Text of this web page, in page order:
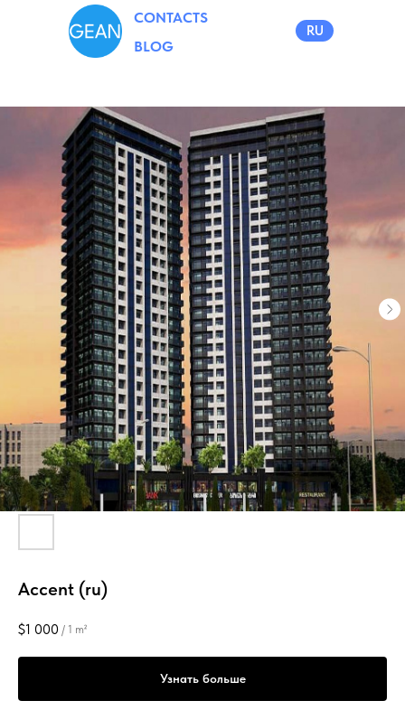
CONTACTS
BLOG
RU
Accent (ru)
$1 000 / 1 m²
Узнать больше